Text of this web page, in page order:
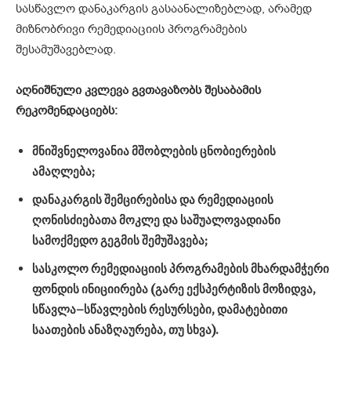
სასწავლო დანაკარგის გასაანალიზებლად, არამედ
მიზნობრივი რემედიაციის პროგრამების
შესამუშავებლად.
აღნიშნული კვლევა გვთავაზობს შესაბამის
რეკომენდაციებს:
მნიშვნელოვანიამშობლებისცნობიერების
ამაღლება;
დანაკარგისშემცირებისადარემედიაციის
ღონისძიებათამოკლედა საშუალოვადიანი
სამოქმედოგეგმისშემუშავება;
სასკოლორემედიაციისპროგრამებისმხარდამჭერი
ფონდისინიციირება (გარეექსპერტიზისმოზიდვა,
სწავლა–სწავლებისრესურსები,დამატებითი
საათებისანაზღაურება,თუ სხვა).